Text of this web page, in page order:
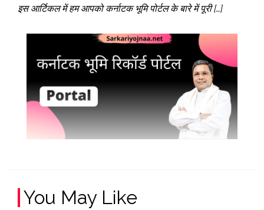
इस आर्टिकल में हम आपको कर्नाटक भूमि पोर्टल के बारे में पूरी […]
You May Like